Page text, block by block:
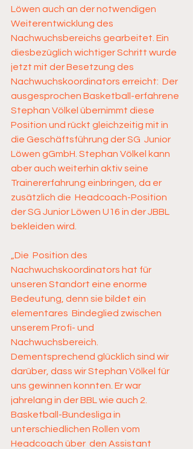
Löwen auch an der notwendigen
Weiterentwicklung des
Nachwuchsbereichs gearbeitet. Ein
diesbezüglich wichtiger Schritt wurde
jetzt mit der Besetzung des
Nachwuchskoordinators erreicht:  Der
ausgesprochen Basketball-erfahrene
Stephan Völkel übernimmt diese
Position und rückt gleichzeitig mit in
die Geschäftsführung der SG  Junior
Löwen gGmbH. Stephan Völkel kann
aber auch weiterhin aktiv seine
Trainererfahrung einbringen, da er
zusätzlich die  Headcoach-Position
der SG Junior Löwen U16 in der JBBL
bekleiden wird.
„Die  Position des
Nachwuchskoordinators hat für
unseren Standort eine enorme
Bedeutung, denn sie bildet ein
elementares  Bindeglied zwischen
unserem Profi- und
Nachwuchsbereich.
Dementsprechend glücklich sind wir
darüber, dass wir Stephan Völkel für
uns gewinnen konnten. Er war
jahrelang in der BBL wie auch 2.
Basketball-Bundesliga in
unterschiedlichen Rollen vom
Headcoach über  den Assistant